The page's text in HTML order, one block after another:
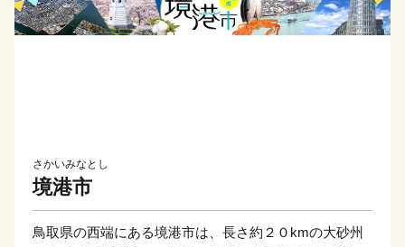
さかいみなとし
境港市
鳥取県の西端にある境港市は、長さ約２０kmの大砂州